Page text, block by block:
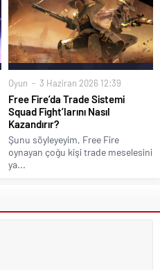
Oyun 3 Haziran 2026 12:39
Free Fire’da Trade Sistemi
Squad Fight’larını Nasıl
Kazandırır?
Şunu söyleyeyim, Free Fire
oynayan çoğu kişi trade meselesini
ya...